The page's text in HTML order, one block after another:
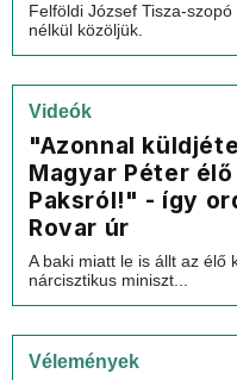
Felföldi József Tisza-
nélkül közöljük.
Videók
"Azonnal
Magyar Péter
Paksról!" - így
Rovar úr
A baki miatt le is állt az
nárcisztikus miniszt...
Vélemények